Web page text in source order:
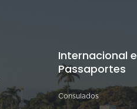
Internacional e
Passaportes
Consulados